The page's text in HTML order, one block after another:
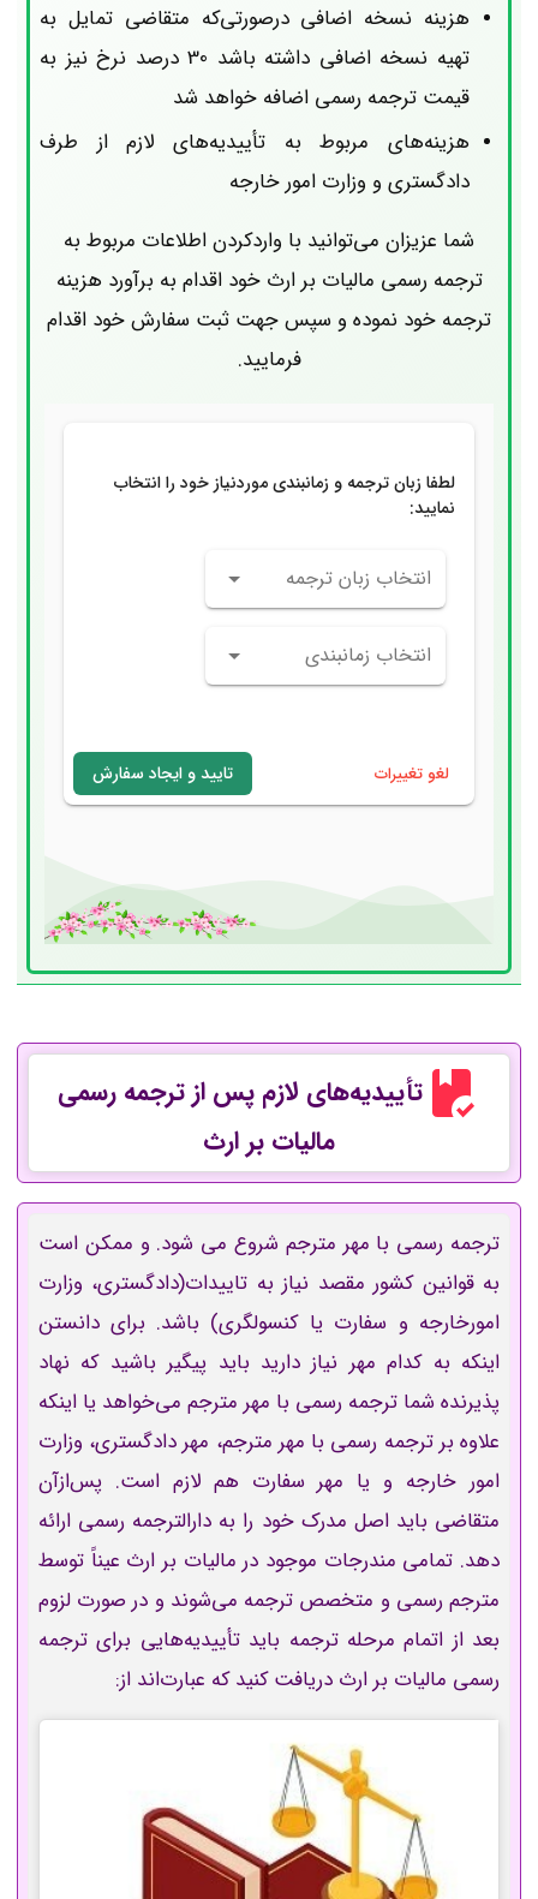
هزینه نسخه اضافی درصورتی‌که متقاضی تمایل به
تهیه نسخه اضافی داشته باشد 30 درصد نرخ نیز به
قیمت ترجمه رسمی اضافه خواهد شد
هزینه‌های مربوط به تأییدیه‌های لازم از طرف
دادگستری و وزارت امور خارجه
شما عزیزان می‌توانید با واردکردن اطلاعات مربوط به
ترجمه رسمی مالیات بر ارث خود اقدام به برآورد هزینه
ترجمه خود نموده و سپس جهت ثبت سفارش خود اقدام
فرمایید.
تأییدیه‌های لازم پس از ترجمه رسمی
مالیات بر ارث
ترجمه رسمی با مهر مترجم شروع می شود. و ممکن است
به قوانین کشور مقصد نیاز به تاییدات(دادگستری، وزارت
امورخارجه و سفارت یا کنسولگری) باشد. برای دانستن
اینکه به کدام مهر نیاز دارید باید پیگیر باشید که نهاد
پذیرنده شما ترجمه رسمی با مهر مترجم می‌خواهد یا اینکه
علاوه بر ترجمه رسمی با مهر مترجم، مهر دادگستری، وزارت
امور خارجه و یا مهر سفارت هم لازم است. پس‌ازآن
متقاضی باید اصل مدرک خود را به دارالترجمه رسمی ارائه
دهد. تمامی مندرجات موجود در مالیات بر ارث عیناً توسط
مترجم رسمی و متخصص ترجمه می‌شوند و در صورت لزوم
بعد از اتمام مرحله ترجمه باید تأییدیه‌هایی برای ترجمه
رسمی مالیات بر ارث دریافت کنید که عبارت‌اند از: